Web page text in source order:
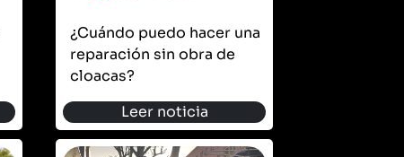
¿Cuándo puedo hacer una
reparación sin obra de
cloacas?
Leer noticia